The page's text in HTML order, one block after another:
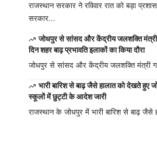
राजस्थान सरकार ने रविवार रात को बड़ा
सरकार…
जोधपुर से सांसद और केंद्रीय जलशक्ति
दिन शहर बाढ़ प्रभावति इलाकों का किया दौरा
जोधपुर से सांसद और केंद्रीय जलशक्ति मंत्री
भारी बारिश से बाढ़ जैसे हालात को देखते हुए
स्कूलों में छुट्टी के आदेश जारी
राजस्थान के जोधपुर में भारी बारिश से बाढ़ जैसे